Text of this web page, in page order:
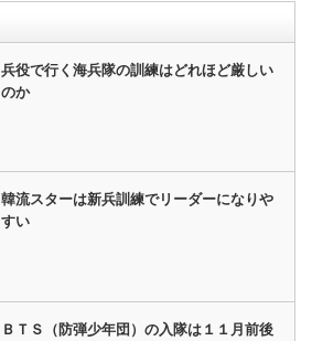
兵役で行く海兵隊の訓練はどれほど厳しい
のか
韓流スターは新兵訓練でリーダーになりや
すい
ＢＴＳ（防弾少年団）の入隊は１１月前後